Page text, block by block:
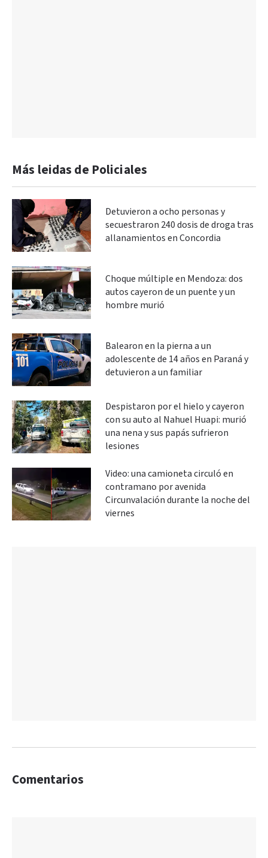
Más leidas de Policiales
Detuvieron a ocho personas y
secuestraron 240 dosis de droga tras
allanamientos en Concordia
Choque múltiple en Mendoza: dos
autos cayeron de un puente y un
hombre murió
Balearon en la pierna a un
adolescente de 14 años en Paraná y
detuvieron a un familiar
Despistaron por el hielo y cayeron
con su auto al Nahuel Huapi: murió
una nena y sus papás sufrieron
lesiones
Video: una camioneta circuló en
contramano por avenida
Circunvalación durante la noche del
viernes
Comentarios